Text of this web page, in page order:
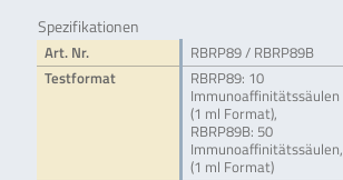
Spezifikationen
Art. Nr.
RBRP89 / RBRP89B
Testformat
RBRP89: 10
Immunoaffinitätssäulen
(1 ml Format),
RBRP89B: 50
Immunoaffinitätssäulen,
(1 ml Format)